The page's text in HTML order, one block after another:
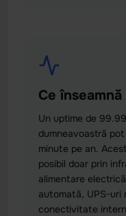
Ce
Un uptime de
dumneavoastră
minute pe an.
posibil doar prin
alimentare
automată, UPS-uri
conectivitate